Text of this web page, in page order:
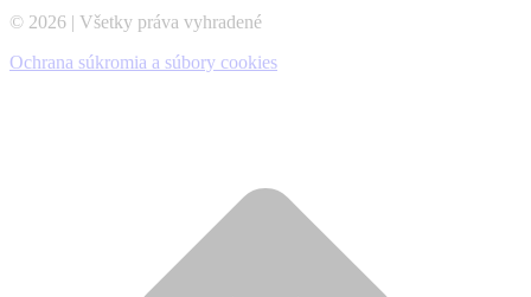
© 2026 | Všetky práva vyhradené
Ochrana súkromia a súbory cookies